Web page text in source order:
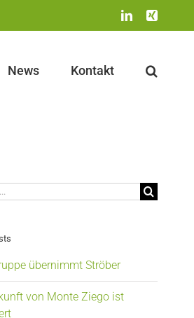
LinkedInXing
News Kontakt
übernimmt Ströber
von Monte Ziego ist